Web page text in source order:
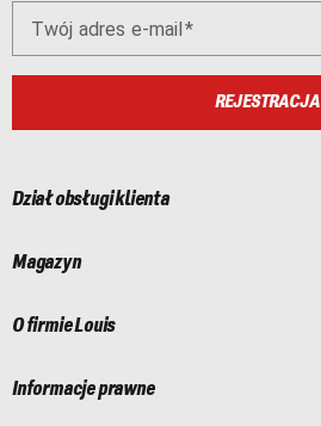
Twój adres e-mail
REJESTRACJA
Dział obsługi klienta
Magazyn
O firmie Louis
Informacje prawne